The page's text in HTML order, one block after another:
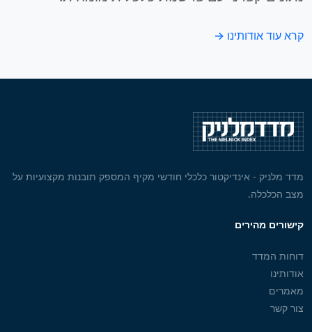
קרא עוד אודותינו →
מדד מלניק - אינדיקטור כלכלי חודשי מקיף המספק תובנות מקצועיות על
מצב הכלכלה.
קישורים מהירים
דוחות המדד
אודותינו
מאמרים
צור קשר